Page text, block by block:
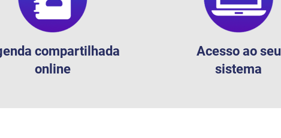
compartilhada
online
Acesso ao seu
sistema